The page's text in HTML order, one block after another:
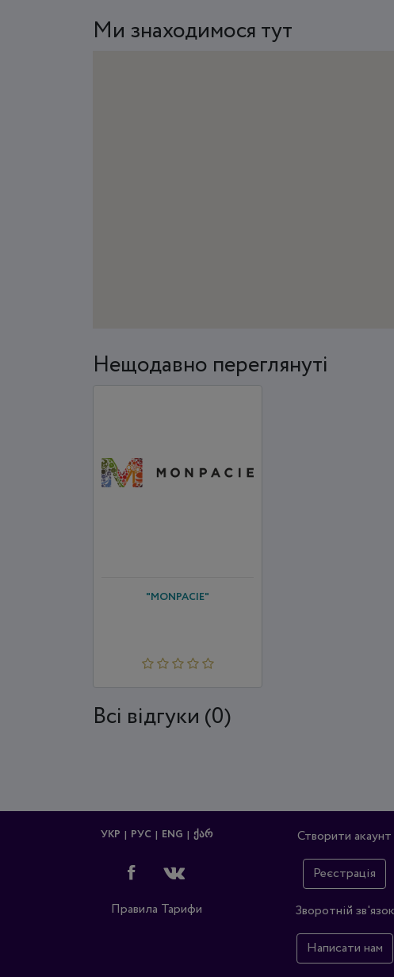
Ми знаходимося тут
Нещодавно переглянуті
"MONPACIE"
Всi відгуки (0)
УКР РУС ENG ᲥᲐᲠ
Правила Тарифи
Створити акаунт
Реєстрація
Зворотній зв'язок
Написати нам